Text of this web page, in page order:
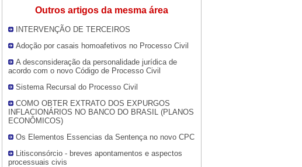
Outros artigos da mesma área
INTERVENÇÃO DE TERCEIROS
Adoção por casais homoafetivos no Processo Civil
A desconsideração da personalidade jurídica de
acordo com o novo Código de Processo Civil
Sistema Recursal do Processo Civil
COMO OBTER EXTRATO DOS EXPURGOS
INFLACIONÁRIOS NO BANCO DO BRASIL (PLANOS
ECONÔMICOS)
Os Elementos Essencias da Sentença no novo CPC
Litisconsórcio - breves apontamentos e aspectos
processuais civis